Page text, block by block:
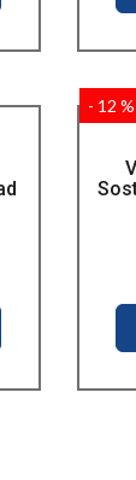
- 12 %